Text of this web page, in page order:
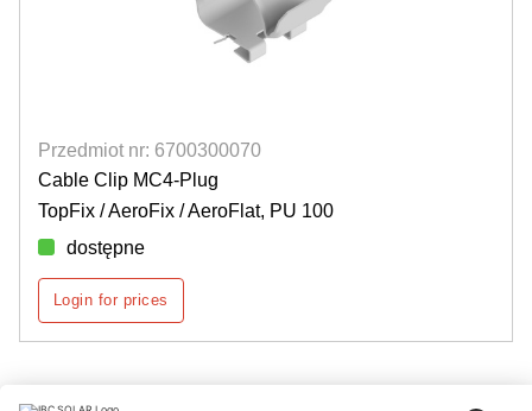
Przedmiot nr: 6700300070
Cable Clip MC4-Plug
TopFix / AeroFix / AeroFlat, PU 100
dostępne
Login for prices